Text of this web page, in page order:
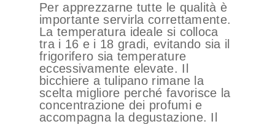
Per apprezzarne tutte le qualità è
importante servirla correttamente.
La temperatura ideale si colloca
tra i 16 e i 18 gradi, evitando sia il
frigorifero sia temperature
eccessivamente elevate. Il
bicchiere a tulipano rimane la
scelta migliore perché favorisce la
concentrazione dei profumi e
accompagna la degustazione. Il